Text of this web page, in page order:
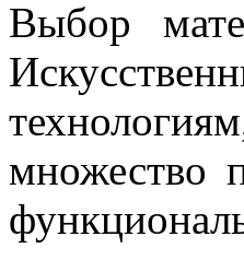
Выбор
множество